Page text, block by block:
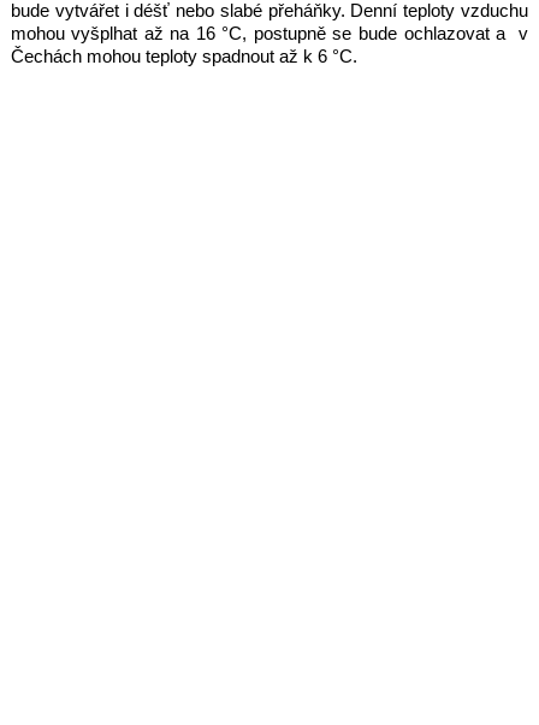
bude vytvářet i déšť nebo slabé přeháňky. Denní teploty vzduchu
mohou vyšplhat až na 16 °C, postupně se bude ochlazovat a v
Čechách mohou teploty spadnout až k 6 °C.